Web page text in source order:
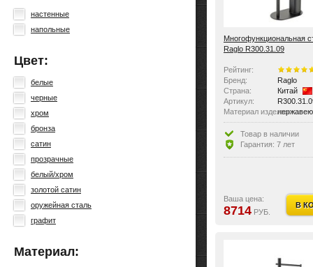
настенные
напольные
Цвет:
белые
черные
хром
бронза
сатин
прозрачные
белый/хром
золотой сатин
оружейная сталь
графит
Материал:
Многофункциональная
Raglo R300.31.09
Рейтинг:
Бренд:
Raglo
Страна:
Китай
Артикул:
Материал изделия:
Размер:
Тип крепления:без
Оснащение:
Товар в наличии
Гарантия: 7 лет
Ваша цена:
8714 РУБ.
В